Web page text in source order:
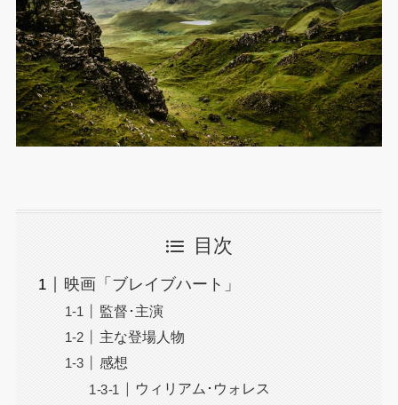
目次
映画「ブレイブハート」
監督･主演
主な登場人物
感想
ウィリアム･ウォレス